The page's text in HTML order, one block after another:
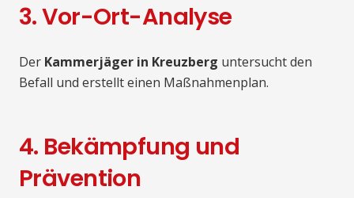
3. Vor-Ort-Analyse
Der Kammerjäger in Kreuzberg untersucht den
Befall und erstellt einen Maßnahmenplan.
4. Bekämpfung und
Prävention